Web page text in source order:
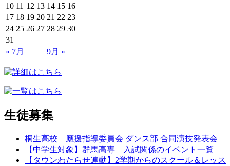
10 11 12 13 14 15 16
17 18 19 20 21 22 23
24 25 26 27 28 29 30
31
« 7月
9月 »
生徒募集
桐生高校 應援指導委員会 ダンス部 合同演技発表会
【中学生対象】群馬高専 入試関係のイベント一覧
【タウンわたらせ連動】2学期からのスクール＆レッス